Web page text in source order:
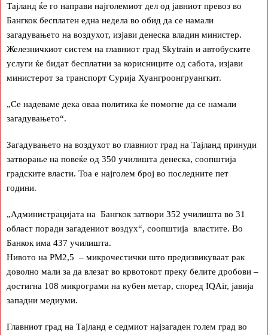
Тајланд ќе го направи најголемиот дел од јавниот превоз во
Бангкок бесплатен една недела во обид да се намали
загадувањето на воздухот, изјави денеска владин министер.
Железничкиот систем на главниот град Skytrain и автобуските
услуги ќе бидат бесплатни за корисниците од сабота, изјави
министерот за транспорт Сурија Хуангроонгруангкит.
„Се надеваме дека оваа политика ќе помогне да се намали
загадувањето“.
Загадувањето на воздухот во главниот град на Тајланд принуди
затворање на повеќе од 350 училишта денеска, соопштија
градските власти. Тоа е најголем број во последните пет
години.
„Администрацијата на Бангкок затвори 352 училишта во 31
област поради загадениот воздух“, соопштија властите. Во
Банкок има 437 училишта.
Нивото на PM2,5 – микрочестички што предизвикуваат рак
доволно мали за да влезат во крвотокот преку белите дробови –
достигна 108 микрограми на кубен метар, според IQAir, јавија
западни медиуми.
Главниот град на Тајланд е седмиот најзагаден голем град во